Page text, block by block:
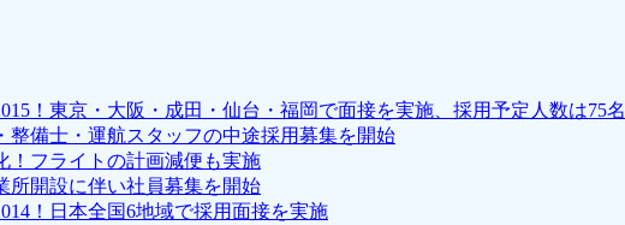
！東京・大阪・成田・仙台・福岡で面接を実施、採用予定人数は75名
備士・運航スタッフの中途採用募集を開始
！フライトの計画減便も実施
所開設に伴い社員募集を開始
！日本全国6地域で採用面接を実施